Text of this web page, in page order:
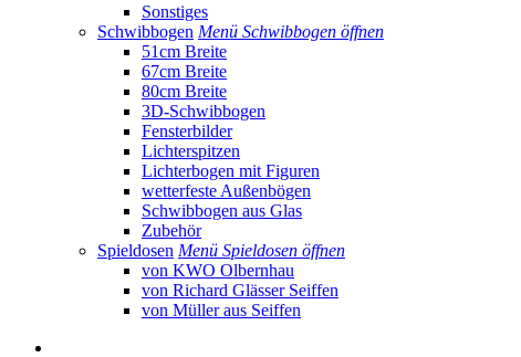
Sonstiges
Schwibbogen Menü Schwibbogen öffnen
51cm Breite
67cm Breite
80cm Breite
3D-Schwibbogen
Fensterbilder
Lichterspitzen
Lichterbogen mit Figuren
wetterfeste Außenbögen
Schwibbogen aus Glas
Zubehör
Spieldosen Menü Spieldosen öffnen
von KWO Olbernhau
von Richard Glässer Seiffen
von Müller aus Seiffen